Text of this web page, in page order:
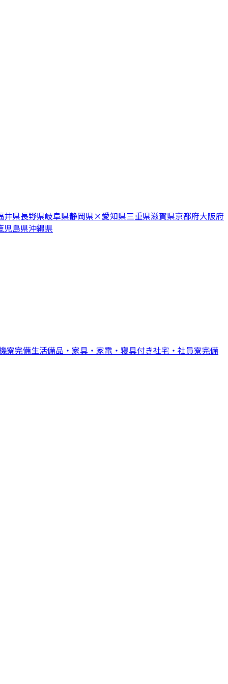
井県長野県岐阜県静岡県×愛知県三重県滋賀県京都府大阪府
児島県沖縄県
寮完備生活備品・家具・家電・寝具付き社宅・社員寮完備